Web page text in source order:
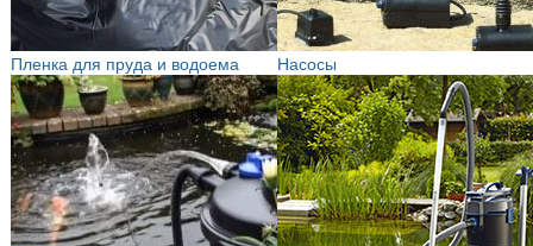
Пленка для пруда и водоема Насосы